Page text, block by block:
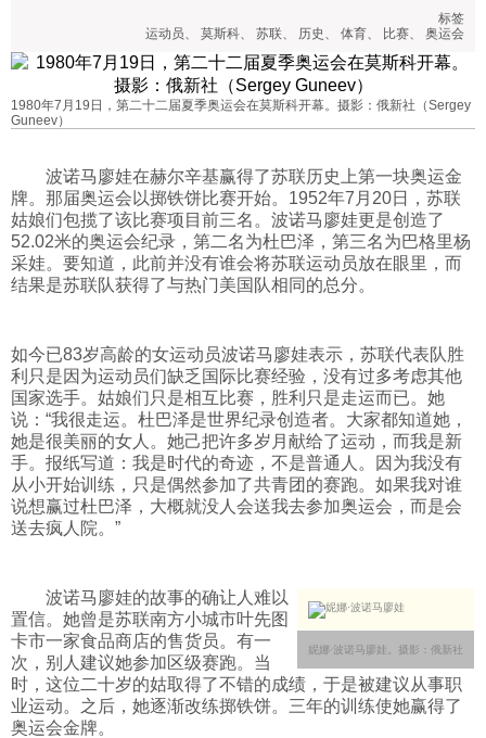
评论
经济
科技
社会
历史
体育
旅游
视听
标签
运动员、 莫斯科、 苏联、 历史 、 体育、 比赛、 奥运会
1980年7月19日，第二十二届夏季奥运会在莫斯科开幕。摄影：俄新社（Sergey
Guneev）
波诺马廖娃在赫尔辛基赢得了苏联历史上第一块奥运金
牌。那届奥运会以掷铁饼比赛开始。1952年7月20日，苏联
姑娘们包揽了该比赛项目前三名。波诺马廖娃更是创造了
52.02米的奥运会纪录，第二名为杜巴泽，第三名为巴格里杨
采娃。要知道，此前并没有谁会将苏联运动员放在眼里，而
结果是苏联队获得了与热门美国队相同的总分。
如今已83岁高龄的女运动员波诺马廖娃表示，苏联代表队胜
利只是因为运动员们缺乏国际比赛经验，没有过多考虑其他
国家选手。姑娘们只是相互比赛，胜利只是走运而已。她
说：“我很走运。杜巴泽是世界纪录创造者。大家都知道她，
她是很美丽的女人。她己把许多岁月献给了运动，而我是新
手。报纸写道：我是时代的奇迹，不是普通人。因为我没有
从小开始训练，只是偶然参加了共青团的赛跑。如果我对谁
说想赢过杜巴泽，大概就没人会送我去参加奥运会，而是会
送去疯人院。”
妮娜·波诺马廖娃。摄影：俄新社
波诺马廖娃的故事的确让人难以
置信。她曾是苏联南方小城市叶先图
卡市一家食品商店的售货员。有一
次，别人建议她参加区级赛跑。当
时，这位二十岁的姑取得了不错的成绩，于是被建议从事职
业运动。之后，她逐渐改练掷铁饼。三年的训练使她赢得了
奥运会金牌。